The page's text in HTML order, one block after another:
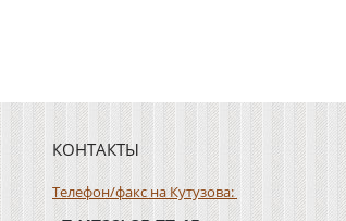
КОНТАКТЫ
Телефон/факс на Кутузова: